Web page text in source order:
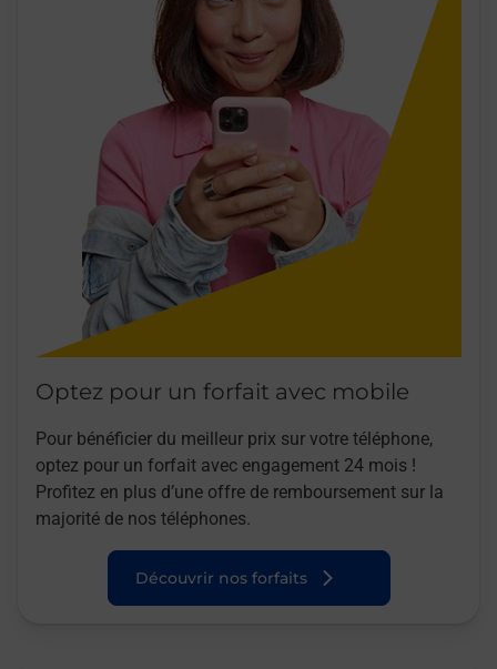
Optez pour un forfait avec mobile
Pour bénéficier du meilleur prix sur votre téléphone,
optez pour un forfait avec engagement 24 mois !
Profitez en plus d’une offre de remboursement sur la
majorité de nos téléphones.
Découvrir nos forfaits